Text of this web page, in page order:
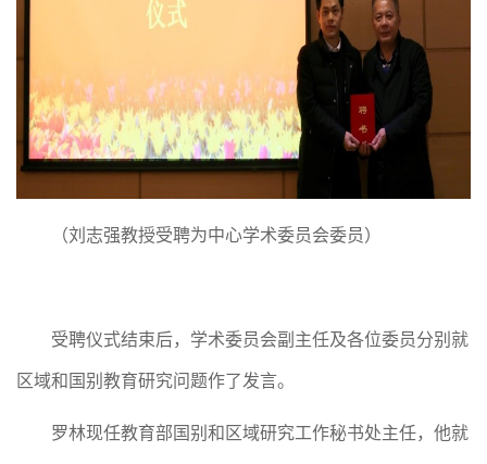
（刘志强教授受聘为中心学术委员会委员）
受聘仪式结束后，学术委员会副主任及各位委员分别就
区域和国别教育研究问题作了发言。
罗林现任教育部国别和区域研究工作秘书处主任，他就